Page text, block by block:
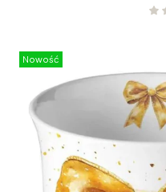
Nowość